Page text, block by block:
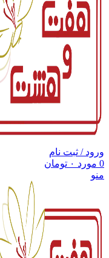
ورود / ثبت نام
0 مورد ۰ تومان
منو